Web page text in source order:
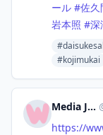
ール #佐久
岩本照 #深
#kojimukai
Media Japan
https://